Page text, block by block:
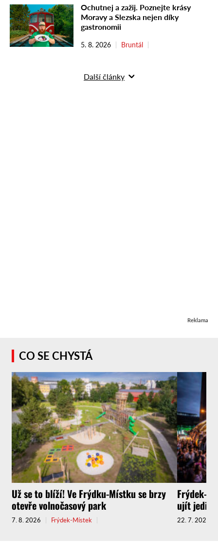
Ochutnej a zažij. Poznejte krásy
Moravy a Slezska nejen díky
gastronomii
5. 8. 2026 Bruntál
Další články
Reklama
CO SE CHYSTÁ
Už se to blíží! Ve Frýdku-Místku se brzy
otevře volnočasový park
7. 8. 2026 Frýdek-Místek
Frýdek-
ujít
22. 7. 2026